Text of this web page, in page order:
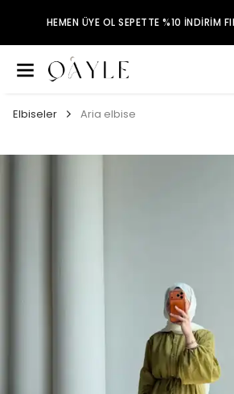
HEMEN ÜYE OL SEPETTE %10 İNDİRİM
Elbiseler Aria elbise